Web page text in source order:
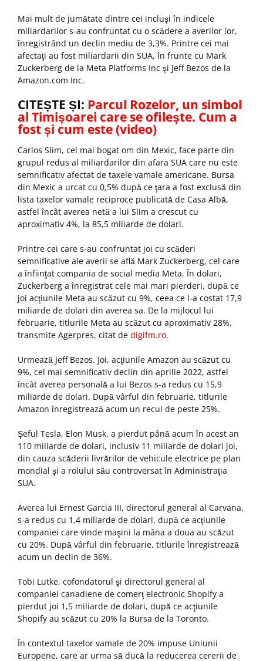
Mai mult de jumătate dintre cei incluşi în indicele
miliardarilor s-au confruntat cu o scădere a averilor lor,
înregistrând un declin mediu de 3,3%. Printre cei mai
afectaţi au fost miliardarii din SUA, în frunte cu Mark
Zuckerberg de la Meta Platforms Inc şi Jeff Bezos de la
Amazon.com Inc.
CITEȘTE ȘI: Parcul Rozelor, un simbol
al Timișoarei care se ofilește. Cum a
fost și cum este (video)
Carlos Slim, cel mai bogat om din Mexic, face parte din
grupul redus al miliardarilor din afara SUA care nu este
semnificativ afectat de taxele vamale americane. Bursa
din Mexic a urcat cu 0,5% după ce ţara a fost exclusă din
lista taxelor vamale reciproce publicată de Casa Albă,
astfel încât averea netă a lui Slim a crescut cu
aproximativ 4%, la 85,5 miliarde de dolari.
Printre cei care s-au confruntat joi cu scăderi
semnificative ale averii se află Mark Zuckerberg, cel care
a înfiinţat compania de social media Meta. În dolari,
Zuckerberg a înregistrat cele mai mari pierderi, după ce
joi acţiunile Meta au scăzut cu 9%, ceea ce l-a costat 17,9
miliarde de dolari din averea sa. De la mijlocul lui
februarie, titlurile Meta au scăzut cu aproximativ 28%,
transmite Agerpres, citat de digifm.ro.
Urmează Jeff Bezos. Joi, acţiunile Amazon au scăzut cu
9%, cel mai semnificativ declin din aprilie 2022, astfel
încât averea personală a lui Bezos s-a redus cu 15,9
miliarde de dolari. După vârful din februarie, titlurile
Amazon înregistrează acum un recul de peste 25%.
Şeful Tesla, Elon Musk, a pierdut până acum în acest an
110 miliarde de dolari, inclusiv 11 miliarde de dolari joi,
din cauza scăderii livrărilor de vehicule electrice pe plan
mondial şi a rolului său controversat în Administraţia
SUA.
Averea lui Ernest Garcia III, directorul general al Carvana,
s-a redus cu 1,4 miliarde de dolari, după ce acţiunile
companiei care vinde maşini la mâna a doua au scăzut
cu 20%. După vârful din februarie, titlurile înregistrează
acum un declin de 36%.
Tobi Lutke, cofondatorul şi directorul general al
companiei canadiene de comerţ electronic Shopify a
pierdut joi 1,5 miliarde de dolari, după ce acţiunile
Shopify au scăzut cu 20% la Bursa de la Toronto.
În contextul taxelor vamale de 20% impuse Uniunii
Europene, care ar urma să ducă la reducerea cererii de